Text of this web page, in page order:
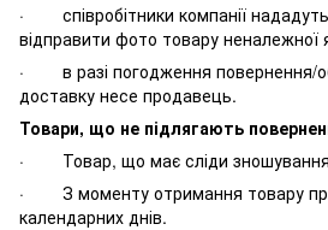
· співробітники компанії нададуть
відправити фото товару неналежної
· в разі погодження повернення/
доставку несе продавець.
Товари, що не підлягають
· Товар, що має сліди зношування
· З моменту отримання товару
календарних днів.